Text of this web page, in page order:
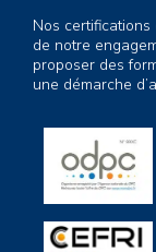
Nos
de notre
proposer des
une démarche